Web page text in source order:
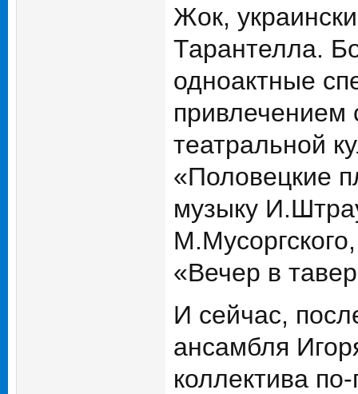
Жок,
Тарантелла.
одноактные
привлечением
театральной
«Половецкие
музыку
«Вечер в
И сейчас,
ансамбля
коллектива